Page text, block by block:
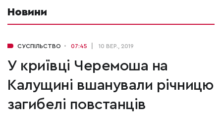
Новини
СУСПІЛЬСТВО 07:45 10 ВЕР., 2019
У криївці Черемоша на
Калущині вшанували річницю
загибелі повстанців